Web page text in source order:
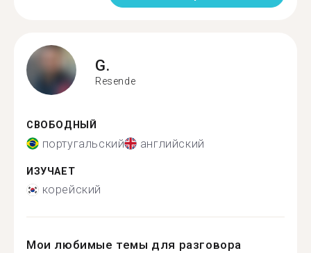
G.
Resende
СВОБОДНЫЙ
португальский английский
ИЗУЧАЕТ
корейский
Мои любимые темы для разговора